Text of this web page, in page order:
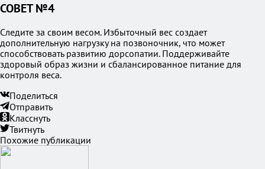
СОВЕТ №4
Следите за своим весом. Избыточный вес создает
дополнительную нагрузку на позвоночник, что может
способствовать развитию дорсопатии. Поддерживайте
здоровый образ жизни и сбалансированное питание для
контроля веса.
Поделиться
Отправить
Класснуть
Твитнуть
Похожие публикации